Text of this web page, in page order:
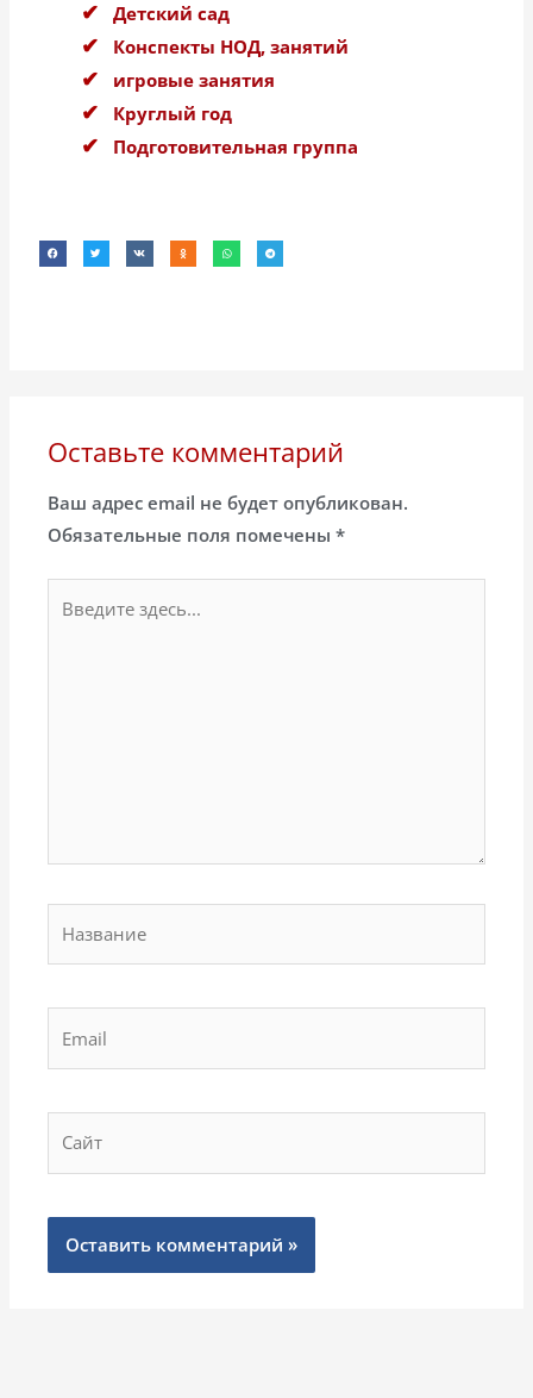
Детский сад
Конспекты НОД, занятий
игровые занятия
Круглый год
Подготовительная группа
Оставьте комментарий
Ваш адрес email не будет опубликован.
Обязательные поля помечены*
здесь...